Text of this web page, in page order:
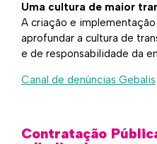
Uma cultura de maior
A criação e
aprofundar a cultura de
e de responsabilidade da
Canal de denúncias Gebalis
Contratação